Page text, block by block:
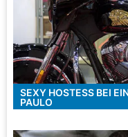
SEXY HOSTESS BEI
PAULO